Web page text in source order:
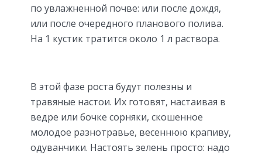
по увлажненной почве: или после дождя,
или после очередного планового полива.
На 1 кустик тратится около 1 л раствора.
В этой фазе роста будут полезны и
травяные настои. Их готовят, настаивая в
ведре или бочке сорняки, скошенное
молодое разнотравье, весеннюю крапиву,
одуванчики. Настоять зелень просто: надо